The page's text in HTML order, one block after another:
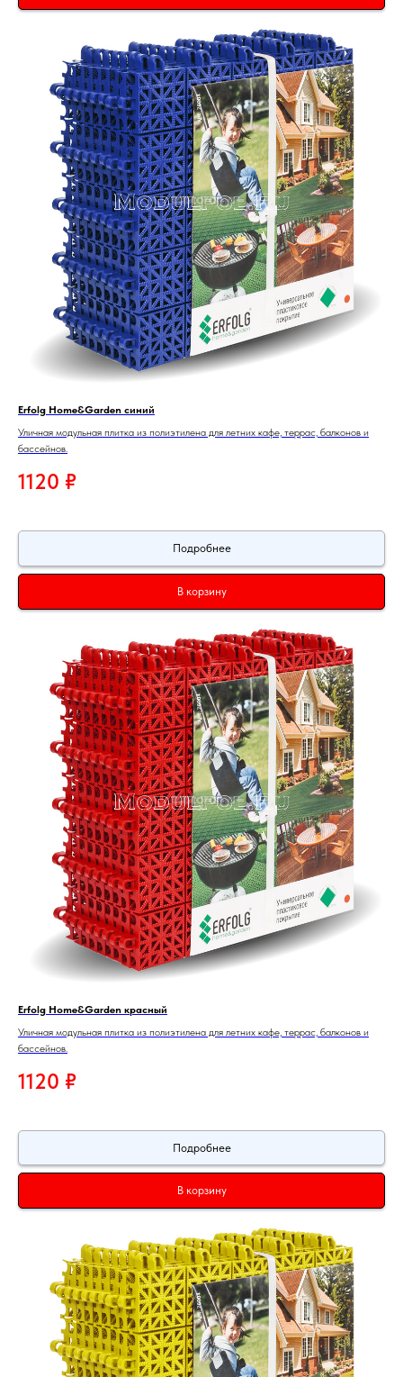
Erfolg Home&Garden синий
Уличная модульная плитка из полиэтилена для летних кафе, террас, балконов и
бассейнов.
1120 ₽
Подробнее
В корзину
Erfolg Home&Garden красный
Уличная модульная плитка из полиэтилена для летних кафе, террас, балконов и
бассейнов.
1120 ₽
Подробнее
В корзину